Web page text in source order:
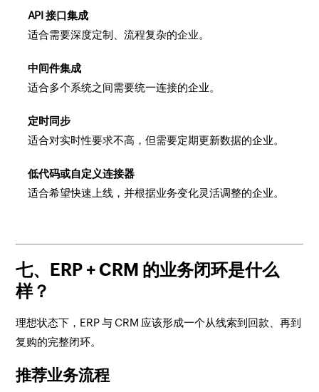
API 接口集成
适合需要深度定制、流程复杂的企业。
中间件集成
适合多个系统之间需要统一连接的企业。
定时同步
适合对实时性要求不高，但需要定期更新数据的企业。
低代码或自定义连接器
适合希望快速上线，并根据业务变化灵活调整的企业。
七、ERP + CRM 的业务闭环是什么
样？
理想状态下，ERP 与 CRM 应该形成一个从线索到回款、再到
复购的完整闭环。
推荐业务流程